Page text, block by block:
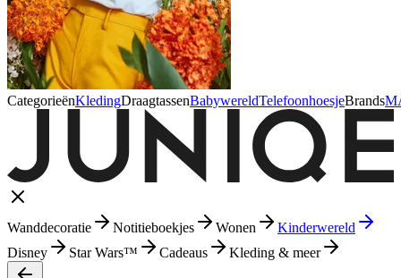
CategorieënKledingDraagtassenBabywereldTelefoonhoesjeBrands
Wanddecoratie Notitieboekjes Wonen
Kinderwereld
Disney
Star Wars™ Cadeaus Kleding & meer